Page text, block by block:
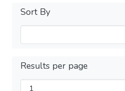
Sort By
Results per page